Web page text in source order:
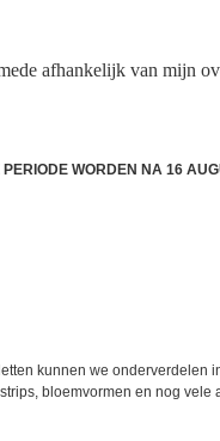
afhankelijk van mijn
WORDEN NA 16
kunnen we onderverdelen
bloemvormen en nog vele